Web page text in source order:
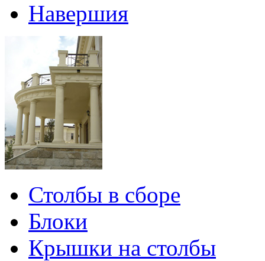
Навершия
Столбы в сборе
Блоки
Крышки на столбы